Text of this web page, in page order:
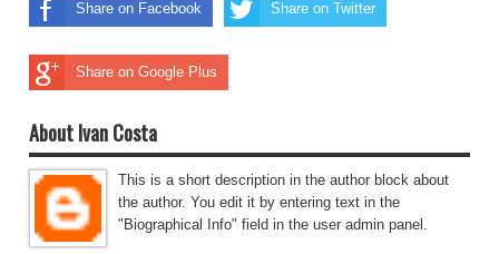
Share on Facebook Share on Twitter
Share on Google Plus
About Ivan Costa
This is a short description in the author block about
the author. You edit it by entering text in the
"Biographical Info" field in the user admin panel.